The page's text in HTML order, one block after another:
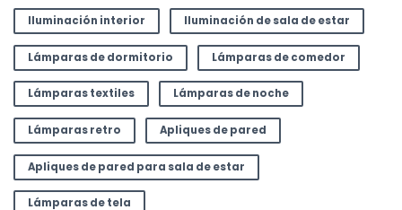
Iluminación interior Iluminación de sala de estar
Lámparas de dormitorio Lámparas de comedor
Lámparas textiles Lámparas de noche
Lámparas retro Apliques de pared
Apliques de pared para sala de estar
Lámparas de tela